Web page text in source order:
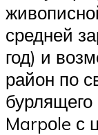
средней
год) и
район по
бурлящего
Marpоle с